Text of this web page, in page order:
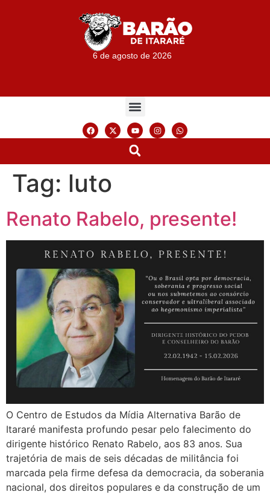
6 de agosto de 2026
Tag: luto
Renato Rabelo, presente!
O Centro de Estudos da Mídia Alternativa Barão de
Itararé manifesta profundo pesar pelo falecimento do
dirigente histórico Renato Rabelo, aos 83 anos. Sua
trajetória de mais de seis décadas de militância foi
marcada pela firme defesa da democracia, da soberania
nacional, dos direitos populares e da construção de um